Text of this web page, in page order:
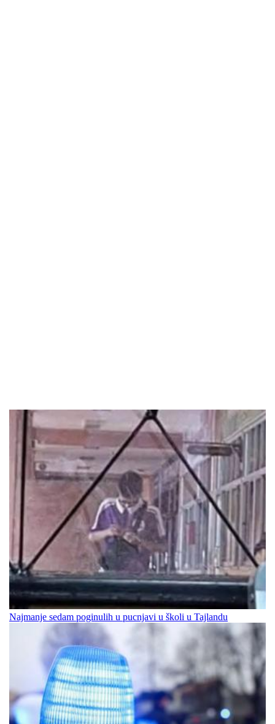
Najmanje sedam poginulih u pucnjavi u školi u Tajlandu